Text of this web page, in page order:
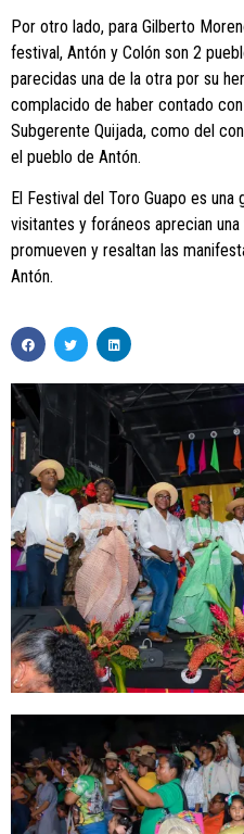
Por otro lado, para Gilberto
festival, Antón y Colón son 2
parecidas una de la otra por su
complacido de haber contado
Subgerente Quijada, como del
el pueblo de Antón.
El Festival del Toro Guapo es una
visitantes y foráneos aprecian
promueven y resaltan las
Antón.